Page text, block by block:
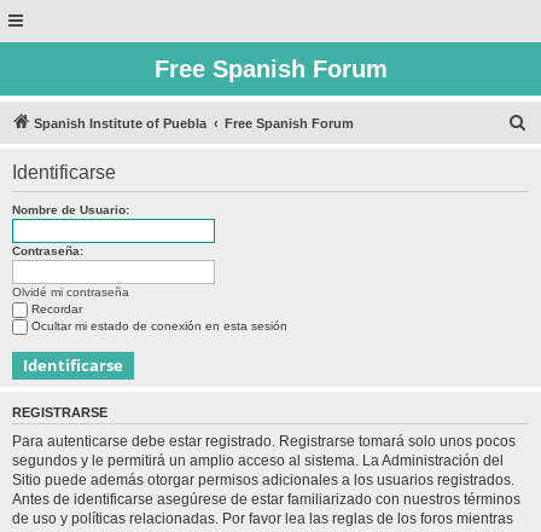
Free Spanish Forum
Spanish Institute of Puebla Free Spanish Forum
Identificarse
Nombre de Usuario:
Contraseña:
Olvidé mi contraseña
Recordar
Ocultar mi estado de conexión en esta sesión
REGISTRARSE
Para autenticarse debe estar registrado. Registrarse tomará solo unos pocos
segundos y le permitirá un amplio acceso al sistema. La Administración del
Sitio puede además otorgar permisos adicionales a los usuarios registrados.
Antes de identificarse asegúrese de estar familiarizado con nuestros términos
de uso y políticas relacionadas. Por favor lea las reglas de los foros mientras